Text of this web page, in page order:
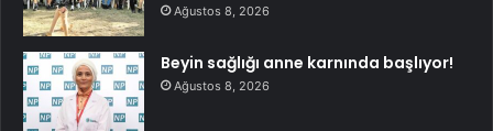
Ağustos 8, 2026
Beyin sağlığı anne karnında başlıyor!
Ağustos 8, 2026